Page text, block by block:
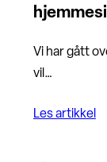
Vi har gått
vil…
Les artikkel